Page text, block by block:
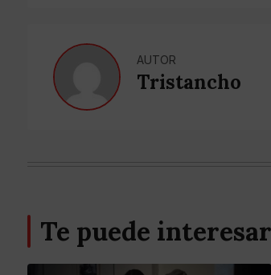
AUTOR
Tristancho
Te puede interesar